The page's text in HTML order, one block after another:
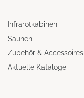
Infrarotkabinen
Saunen
Zubehör & Accessoires
Aktuelle Kataloge